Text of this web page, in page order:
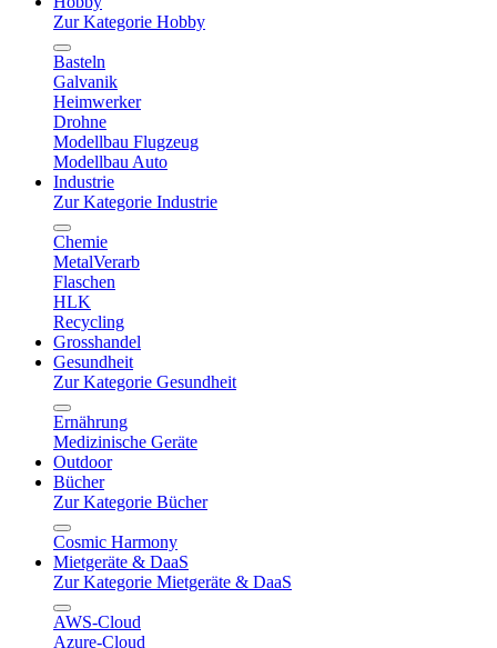
Zur Kategorie Hobby
Basteln
Galvanik
Heimwerker
Drohne
Modellbau Flugzeug
Modellbau Auto
Industrie
Zur Kategorie Industrie
Chemie
MetalVerarb
Flaschen
HLK
Recycling
Grosshandel
Gesundheit
Zur Kategorie Gesundheit
Ernährung
Medizinische Geräte
Outdoor
Bücher
Zur Kategorie Bücher
Cosmic Harmony
Mietgeräte & DaaS
Zur Kategorie Mietgeräte & DaaS
AWS-Cloud
Azure-Cloud